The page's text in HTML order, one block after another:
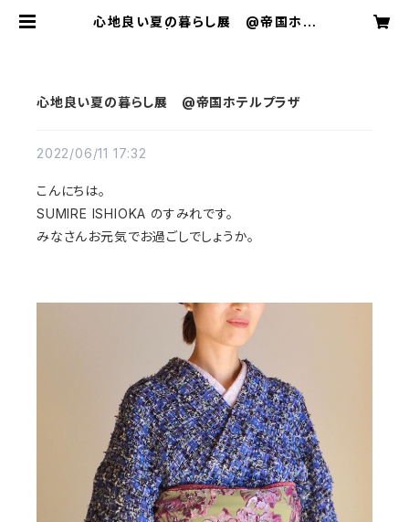
心地良い夏の暮らし展 @帝国ホテ
心地良い夏の暮らし展 @帝国ホテルプラザ
2022/06/11 17:32
こんにちは。
SUMIRE ISHIOKA のすみれです。
みなさんお元気でお過ごしでしょうか。